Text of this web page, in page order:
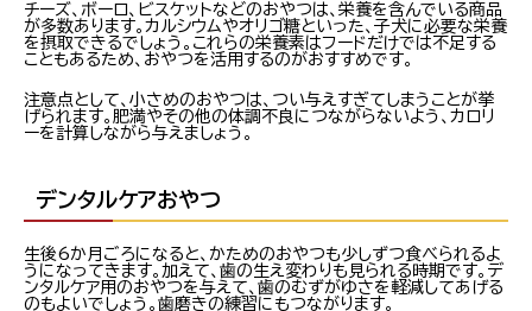
チーズ、ボーロ、ビスケットなどのおやつは、栄養を含んでいる商品
が多数あります。カルシウムやオリゴ糖といった、子犬に必要な栄養
を摂取できるでしょう。これらの栄養素はフードだけでは不足する
こともあるため、おやつを活用するのがおすすめです。
注意点として、小さめのおやつは、つい与えすぎてしまうことが挙
げられます。肥満やその他の体調不良につながらないよう、カロリ
ーを計算しながら与えましょう。
デンタルケアおやつ
生後6か月ごろになると、かためのおやつも少しずつ食べられるよ
うになってきます。加えて、歯の生え変わりも見られる時期です。デ
ンタルケア用のおやつを与えて、歯のむずがゆさを軽減してあげる
のもよいでしょう。歯磨きの練習にもつながります。